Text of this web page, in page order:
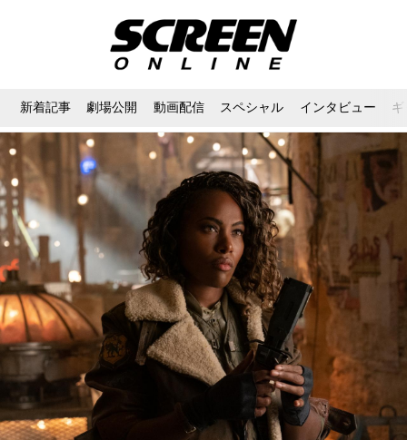
新着記事 劇場公開 動画配信 スペシャル インタビュー